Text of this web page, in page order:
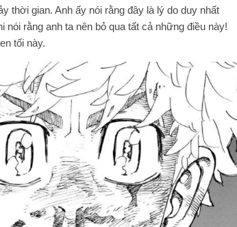
thời gian. Anh ấy nói rằng đây là lý do duy nhất
rằng anh ta nên bỏ qua tất cả những điều này!
tối này.